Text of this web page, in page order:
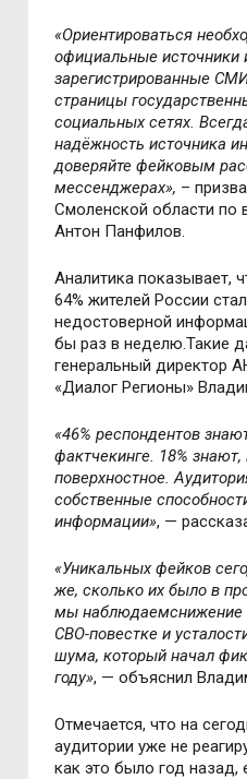
«Ориентироваться
официальные источники
зарегистрированные
страницы
социальных сетях.
надёжность источника
доверяйте фейковым
мессенджерах», –
Смоленской области по
Антон Панфилов.
Аналитика показывает,
64% жителей России
недостоверной
бы раз в неделю.Такие
генеральный директор
«Диалог Регионы»
«46% респондентов
фактчекинге. 18%
поверхностное.
собственные
информации», —
«Уникальных фейков
же, сколько их было в
мы наблюдаемснижение
СВО-повестке и
шума, который начал
году», — объяснил
Отмечается, что на
аудитории уже не
как это было год назад,